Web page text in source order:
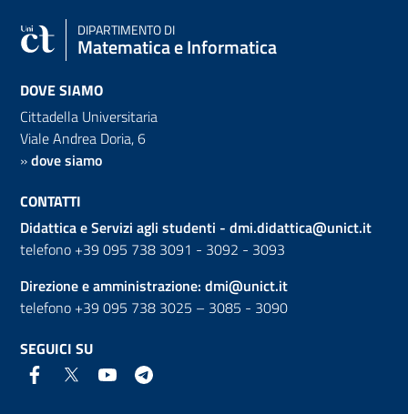
DIPARTIMENTO DI
Matematica e Informatica
DOVE SIAMO
Cittadella Universitaria
Viale Andrea Doria, 6
»dove siamo
CONTATTI
Didattica e Servizi agli studenti - dmi.didattica@unict.it
telefono +39 095 738 3091 - 3092 - 3093
Direzione e amministrazione: dmi@unict.it
telefono +39 095 738 3025 – 3085 - 3090
SEGUICI SU